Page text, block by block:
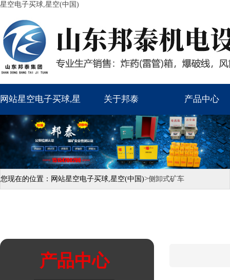
星空电子买球,星空(中国)
网站星空电子买球,星
空(中国)
关于邦泰 产品中心
您现在的位置： 网站星空电子买球,星空(中国)>侧卸式矿车
产品中心